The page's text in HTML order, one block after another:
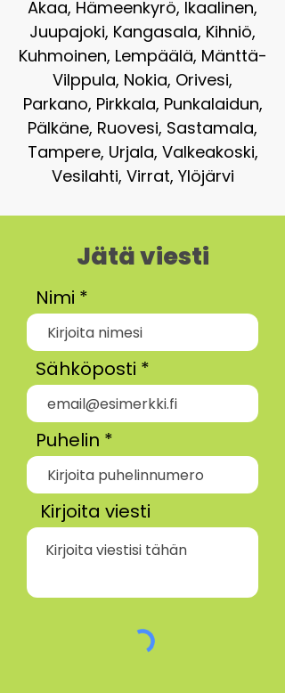
Akaa, Hämeenkyrö, Ikaalinen,
Juupajoki, Kangasala, Kihniö,
Kuhmoinen, Lempäälä, Mänttä-
Vilppula, Nokia, Orivesi,
Parkano, Pirkkala, Punkalaidun,
Pälkäne, Ruovesi, Sastamala,
Tampere, Urjala, Valkeakoski,
Vesilahti, Virrat, Ylöjärvi
Jätä viesti
Nimi
Sähköposti
Puhelin
Kirjoita viesti